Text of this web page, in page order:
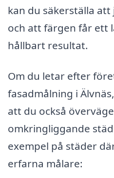
kan du säkerställa
och att färgen får ett
hållbart resultat.
Om du letar efter
fasadmålning i
att du också
omkringliggande
exempel på städer
erfarna målare: